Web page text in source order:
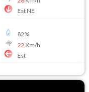
Est NE
82%
22 Km/h
Est